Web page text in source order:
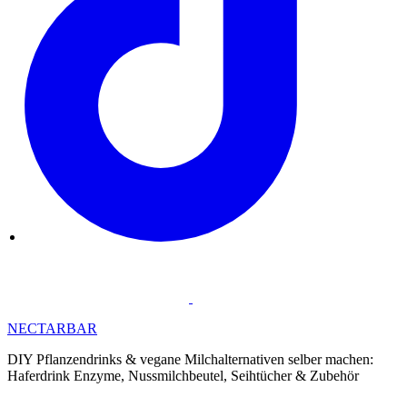
NECTARBAR
DIY Pflanzendrinks & vegane Milchalternativen selber machen:
Haferdrink Enzyme, Nussmilchbeutel, Seihtücher & Zubehör